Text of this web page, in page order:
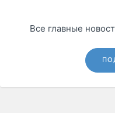
Все главные